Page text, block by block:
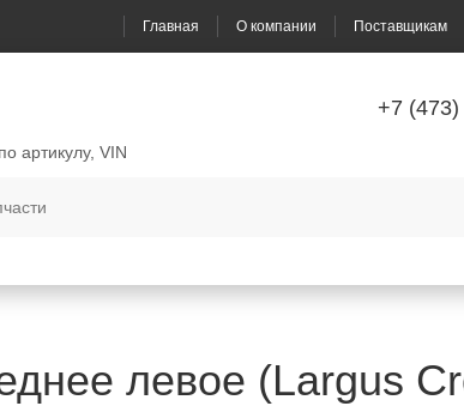
Главная О компании Поставщикам
+7 (473)
по артикулу, VIN
левое (Largus